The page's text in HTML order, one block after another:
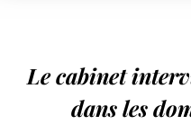
Le cabinet
dans les